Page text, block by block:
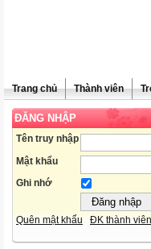
Trang chủ Thành viên
ĐĂNG NHẬP
Tên truy nhập
Mật khẩu
Ghi nhớ
Quên mật khẩu ĐK thành viên